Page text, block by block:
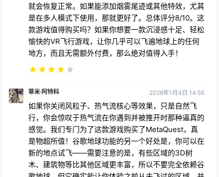
就会恢复正常。如果能添加烟雾尾迹或其他特效，尤其
是在多人模式下使用，那就更好了。总体评分8/10。这
款游戏值得购买吗？如果你想要一款沉浸感十足、轻松
愉快的VR飞行游戏，让你几乎可以飞遍地球上的任何
地方，而且无需额外付费，那么绝对值得入手！
★★★★★
蒂米·阿特科 2026年1月4日 14:55
如果你关闭风粒子、热气流核心等效果，只是自然飞
行，你会惊叹于热气流在你遇到并被推开时那种逼真的
感觉。我们专门为了这款游戏购买了MetaQuest，真
是物超所值！谷歌地球功能的另一个好处是，你可以在
新的地点试飞——需要注意的是，有些区域的3D树
木、建筑物等比其他区域更丰富，所以不要完全依赖谷